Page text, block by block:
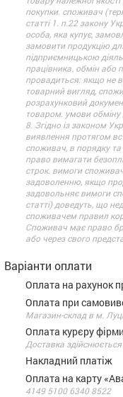
покупки. споживач
статті 1. п.22 закону
особа, яка купує,
замовити продукцію
підприємницькою
працівника. обмін або
провадиться: якщо не
товарний вигляд,
розрахунковий
товаром. умови обміну
8. Згідно із законом
виявлення протягом
споживач, в порядку
право вимагати
строк. вимоги
задоволенню, якщо
задовольняє вимоги
статті) доведуть, що
споживачем правил
Споживач має право
або через свого
Варіанти оплати
Оплата на рахунок
Оплата при
Магазин-склад в м.
Оплата курєру фірми
Доставка
Накладний платіж
Оплата на карту
4149 5100 6340 8522